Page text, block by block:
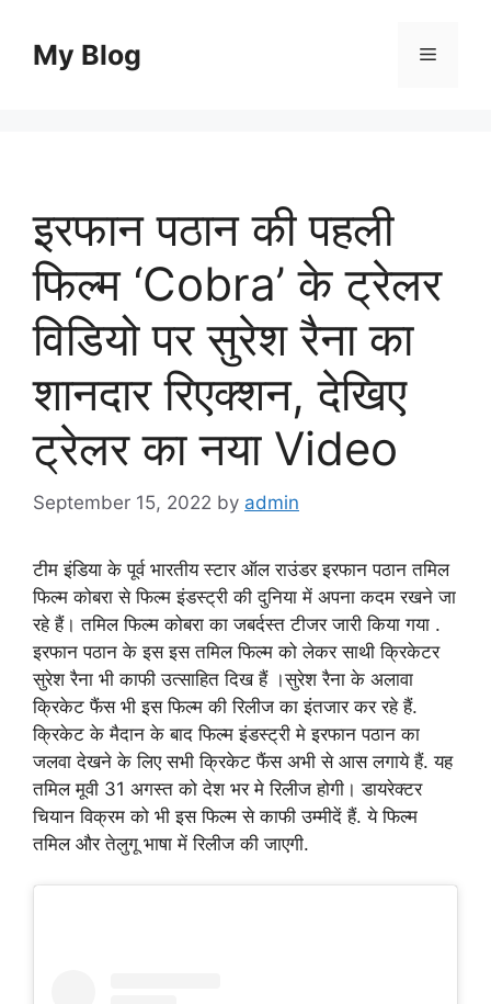
contentMy Blog Menu
इरफान पठान की पहली
फिल्म ‘Cobra’ के ट्रेलर
विडियो पर सुरेश रैना का
शानदार रिएक्शन, देखिए
ट्रेलर का नया Video
September 15, 2022 by admin
टीम इंडिया के पूर्व भारतीय स्टार ऑल राउंडर इरफान पठान तमिल
फिल्म कोबरा से फिल्म इंडस्ट्री की दुनिया में अपना कदम रखने जा
रहे हैं। तमिल फिल्म कोबरा का जबर्दस्त टीजर जारी किया गया .
इरफान पठान के इस इस तमिल फिल्म को लेकर साथी क्रिकेटर
सुरेश रैना भी काफी उत्साहित दिख हैं ।सुरेश रैना के अलावा
क्रिकेट फैंस भी इस फिल्म की रिलीज का इंतजार कर रहे हैं.
क्रिकेट के मैदान के बाद फिल्म इंडस्ट्री मे इरफान पठान का
जलवा देखने के लिए सभी क्रिकेट फैंस अभी से आस लगाये हैं. यह
तमिल मूवी 31 अगस्त को देश भर मे रिलीज होगी। डायरेक्टर
चियान विक्रम को भी इस फिल्म से काफी उम्मीदें हैं. ये फिल्म
तमिल और तेलुगू भाषा में रिलीज की जाएगी.